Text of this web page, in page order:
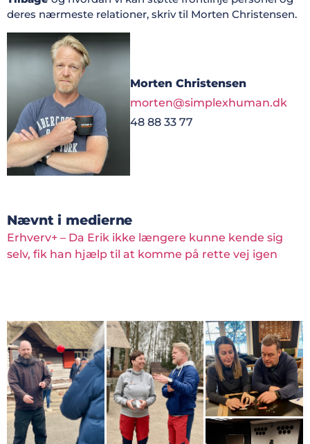
deres nærmeste relationer, skriv til Morten Christensen.
Morten Christensen
morten@simplexhuman.dk
48 88 33 77
Nævnt i medierne
Erhverv+ – Da Erik ikke længere kunne kende sig
selv, fik han hjælp til at komme på rette vej igen